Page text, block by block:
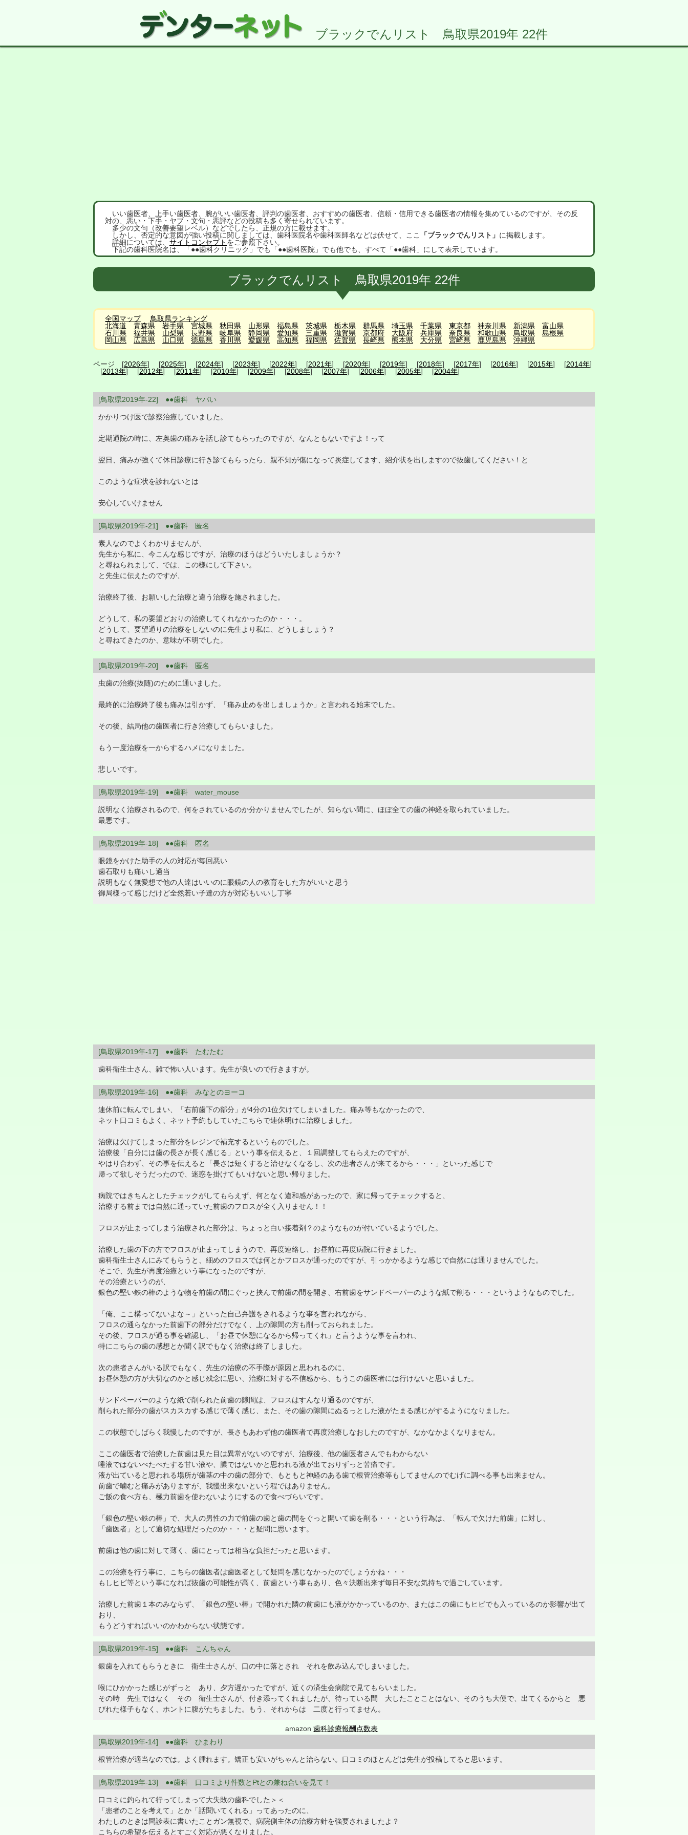
ブラックでんリスト 鳥取県2019年 22件
いい歯医者、上手い歯医者、腕がいい歯医者、評判の歯医者、おすすめの歯医者、信頼・信用できる歯医者の情報を集めているのですが、その反
対の、悪い・下手・ヤブ・文句・悪評などの投稿も多く寄せられています。
多少の文句（改善要望レベル）などでしたら、正規の方に載せます。
しかし、否定的な意図が強い投稿に関しましては、歯科医院名や歯科医師名などは伏せて、ここ
「ブラックでんリスト」 に掲載します。
詳細については、 サイトコンセプト をご参照下さい。
下記の歯科医院名は、「●●歯科クリニック」でも「●●歯科医院」でも他でも、すべて「●●歯科」にして表示しています。
ブラックでんリスト 鳥取県2019年 22件
全国マップ
鳥取県ランキング
北海道
青森県 岩手県 宮城県 秋田県 山形県 福島県 茨城県 栃木県 群馬県 埼玉県 千葉県 東京都 神奈川県 新潟県
富山県
石川県
福井県 山梨県 長野県 岐阜県 静岡県 愛知県 三重県 滋賀県 京都府 大阪府 兵庫県 奈良県 和歌山県 鳥取県
島根県
岡山県
広島県 山口県 徳島県 香川県 愛媛県 高知県 福岡県 佐賀県 長崎県 熊本県 大分県 宮崎県 鹿児島県 沖縄県
ページ [2026年] [2025年] [2024年] [2023年] [2022年] [2021年] [2020年] [2019年] [2018年] [2017年] [2016年] [2015年] [2014年]
[2013年] [2012年] [2011年] [2010年] [2009年] [2008年] [2007年] [2006年] [2005年] [2004年]
[鳥取県2019年-22] ●●歯科 ヤバい
かかりつけ医で診察治療していました。
定期通院の時に、左奥歯の痛みを話し診てもらったのですが、なんともないですよ！って
翌日、痛みが強くて休日診療に行き診てもらったら、親不知が傷になって炎症してます、紹介状を出しますので抜歯してください！と
このような症状を診れないとは
安心していけません
[鳥取県2019年-21] ●●歯科 匿名
素人なのでよくわかりませんが、
先生から私に、今こんな感じですが、治療のほうはどういたしましょうか？
と尋ねられまして、では、この様にして下さい。
と先生に伝えたのですが、
治療終了後、お願いした治療と違う治療を施されました。
どうして、私の要望どおりの治療してくれなかったのか・・・。
どうして、要望通りの治療をしないのに先生より私に、どうしましょう？
と尋ねてきたのか、意味が不明でした。
[鳥取県2019年-20] ●●歯科 匿名
虫歯の治療(抜随)のために通いました。
最終的に治療終了後も痛みは引かず、「痛み止めを出しましょうか」と言われる始末でした。
その後、結局他の歯医者に行き治療してもらいました。
もう一度治療を一からするハメになりました。
悲しいです。
[鳥取県2019年-19] ●●歯科 water_mouse
説明なく治療されるので、何をされているのか分かりませんでしたが、知らない間に、ほぼ全ての歯の神経を取られていました。
最悪です。
[鳥取県2019年-18] ●●歯科 匿名
眼鏡をかけた助手の人の対応が毎回悪い
歯石取りも痛いし適当
説明もなく無愛想で他の人達はいいのに眼鏡の人の教育をした方がいいと思う
御局様って感じだけど全然若い子達の方が対応もいいし丁寧
[鳥取県2019年-17] ●●歯科 たむたむ
歯科衛生士さん、雑で怖い人います。先生が良いので行きますが。
[鳥取県2019年-16] ●●歯科 みなとのヨーコ
連休前に転んでしまい、「右前歯下の部分」が4分の1位欠けてしまいました。痛み等もなかったので、
ネット口コミもよく、ネット予約もしていたこちらで連休明けに治療しました。
治療は欠けてしまった部分をレジンで補充するというものでした。
治療後「自分には歯の長さが長く感じる」という事を伝えると、１回調整してもらえたのですが、
やはり合わず、その事を伝えると「長さは短くすると治せなくなるし、次の患者さんが来てるから・・・」といった感じで
帰って欲しそうだったので、迷惑を掛けてもいけないと思い帰りました。
病院ではきちんとしたチェックがしてもらえず、何となく違和感があったので、家に帰ってチェックすると、
治療する前までは自然に通っていた前歯のフロスが全く入りません！！
フロスが止まってしまう治療された部分は、ちょっと白い接着剤？のようなものが付いているようでした。
治療した歯の下の方でフロスが止まってしまうので、再度連絡し、お昼前に再度病院に行きました。
歯科衛生士さんにみてもらうと、細めのフロスでは何とかフロスが通ったのですが、引っかかるような感じで自然には通りませんでした。
そこで、先生が再度治療という事になったのですが、
その治療というのが、
銀色の堅い鉄の棒のような物を前歯の間にぐっと挟んで前歯の間を開き、右前歯をサンドペーパーのような紙で削る・・・というようなものでした。
「俺、ここ構ってないよな～」といった自己弁護をされるような事を言われながら、
フロスの通らなかった前歯下の部分だけでなく、上の隙間の方も削っておられました。
その後、フロスが通る事を確認し、「お昼で休憩になるから帰ってくれ」と言うような事を言われ、
特にこちらの歯の感想とか聞く訳でもなく治療は終了しました。
次の患者さんがいる訳でもなく、先生の治療の不手際が原因と思われるのに、
お昼休憩の方が大切なのかと感じ残念に思い、治療に対する不信感から、もうこの歯医者には行けないと思いました。
サンドペーパーのような紙で削られた前歯の隙間は、フロスはすんなり通るのですが、
削られた部分の歯がスカスカする感じで薄く感じ、また、その歯の隙間にぬるっとした液がたまる感じがするようになりました。
この状態でしばらく我慢したのですが、長さもあわず他の歯医者で再度治療しなおしたのですが、なかなかよくなりません。
ここの歯医者で治療した前歯は見た目は異常がないのですが、治療後、他の歯医者さんでもわからない
唾液ではないべたべたする甘い液や、膿ではないかと思われる液が出ておりずっと苦痛です。
液が出ていると思われる場所が歯茎の中の歯の部分で、もともと神経のある歯で根管治療等もしてませんのでむげに調べる事も出来ません。
前歯で噛むと痛みがありますが、我慢出来ないという程ではありません。
ご飯の食べ方も、極力前歯を使わないようにするので食べづらいです。
「銀色の堅い鉄の棒」で、大人の男性の力で前歯の歯と歯の間をぐっと開いて歯を削る・・・という行為は、「転んで欠けた前歯」に対し、
「歯医者」として適切な処理だったのか・・・と疑問に思います。
前歯は他の歯に対して薄く、歯にとっては相当な負担だったと思います。
この治療を行う事に、こちらの歯医者は歯医者として疑問を感じなかったのでしょうかね・・・
もしヒビ等という事になれば抜歯の可能性が高く、前歯という事もあり、色々決断出来ず毎日不安な気持ちで過ごしています。
治療した前歯１本のみならず、「銀色の堅い棒」で開かれた隣の前歯にも液がかかっているのか、またはこの歯にもヒビでも入っているのか影響が出て
おり、
もうどうすればいいのかわからない状態です。
[鳥取県2019年-15] ●●歯科 こんちゃん
銀歯を入れてもらうときに 衛生士さんが、口の中に落とされ それを飲み込んでしまいました。
喉にひかかった感じがずっと あり、夕方遅かったですが、近くの済生会病院で見てもらいました。
その時 先生ではなく その 衛生士さんが、付き添ってくれましたが、待っている間 大したことことはない、そのうち大便で、出てくるからと 悪
びれた様子もなく、ホントに腹がたちました。もう、それからは 二度と行ってません。
amazon 歯科診療報酬点数表
[鳥取県2019年-14] ●●歯科 ひまわり
根管治療が適当なのでは。よく腫れます。矯正も安いがちゃんと治らない。口コミのほとんどは先生が投稿してると思います。
[鳥取県2019年-13] ●●歯科 口コミより件数とPtとの兼ね合いを見て！
口コミに釣られて行ってしまって大失敗の歯科でした＞＜
「患者のことを考えて」とか「話聞いてくれる」ってあったのに、
わたしのときは問診表に書いたことガン無視で、病院側主体の治療方針を強要されましたよ？
こちらの希望を伝えるとすごく対応が悪くなりました。